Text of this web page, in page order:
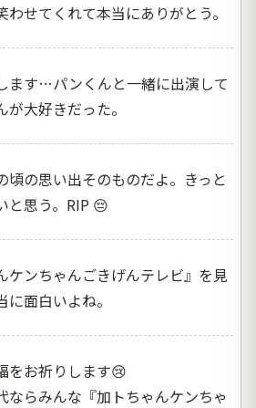
わせてくれて本当にありがとう。
ます…パンくんと一緒に出演して
大好きだった。
頃の思い出そのものだよ。きっと
と思う。RIP 😔
ケンちゃんごきげんテレビ』を見
面白いよね。
をお祈りします😢
ならみんな『加トちゃんケンちゃ